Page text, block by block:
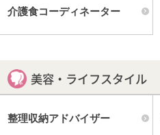
介護食コーディネーター
美容・ライフスタイル
整理収納アドバイザー